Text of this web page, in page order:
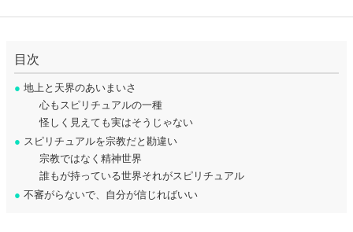
目次
● 地上と天界のあいまいさ
心もスピリチュアルの一種
怪しく見えても実はそうじゃない
● スピリチュアルを宗教だと勘違い
宗教ではなく精神世界
誰もが持っている世界それがスピリチュアル
● 不審がらないで、自分が信じればいい